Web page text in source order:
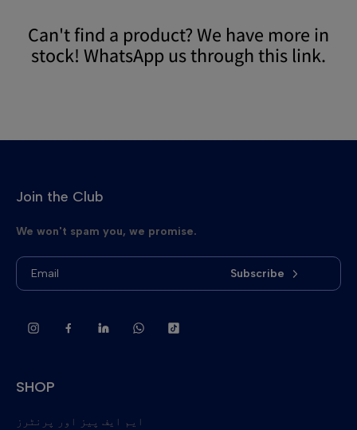
Can't find a product? We have more in
stock! WhatsApp us through this link.
Join the Club
We won't spam you, we promise.
Subscribe
SHOP
ایم ایف پیز اور پرنٹرز